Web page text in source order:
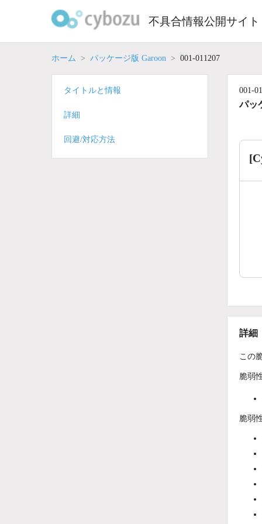
不具合情報公開サイト
ホーム パッケージ版 Garoon 001-011207
001-
パッ
詳細
この
脆弱
脆弱
タイトルと情報
詳細
回避/対応方法